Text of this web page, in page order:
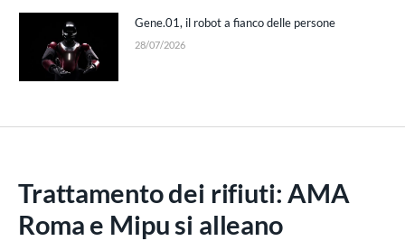
Gene.01, il robot a fianco delle persone
28/07/2026
Trattamento dei rifiuti: AMA
Roma e Mipu si alleano